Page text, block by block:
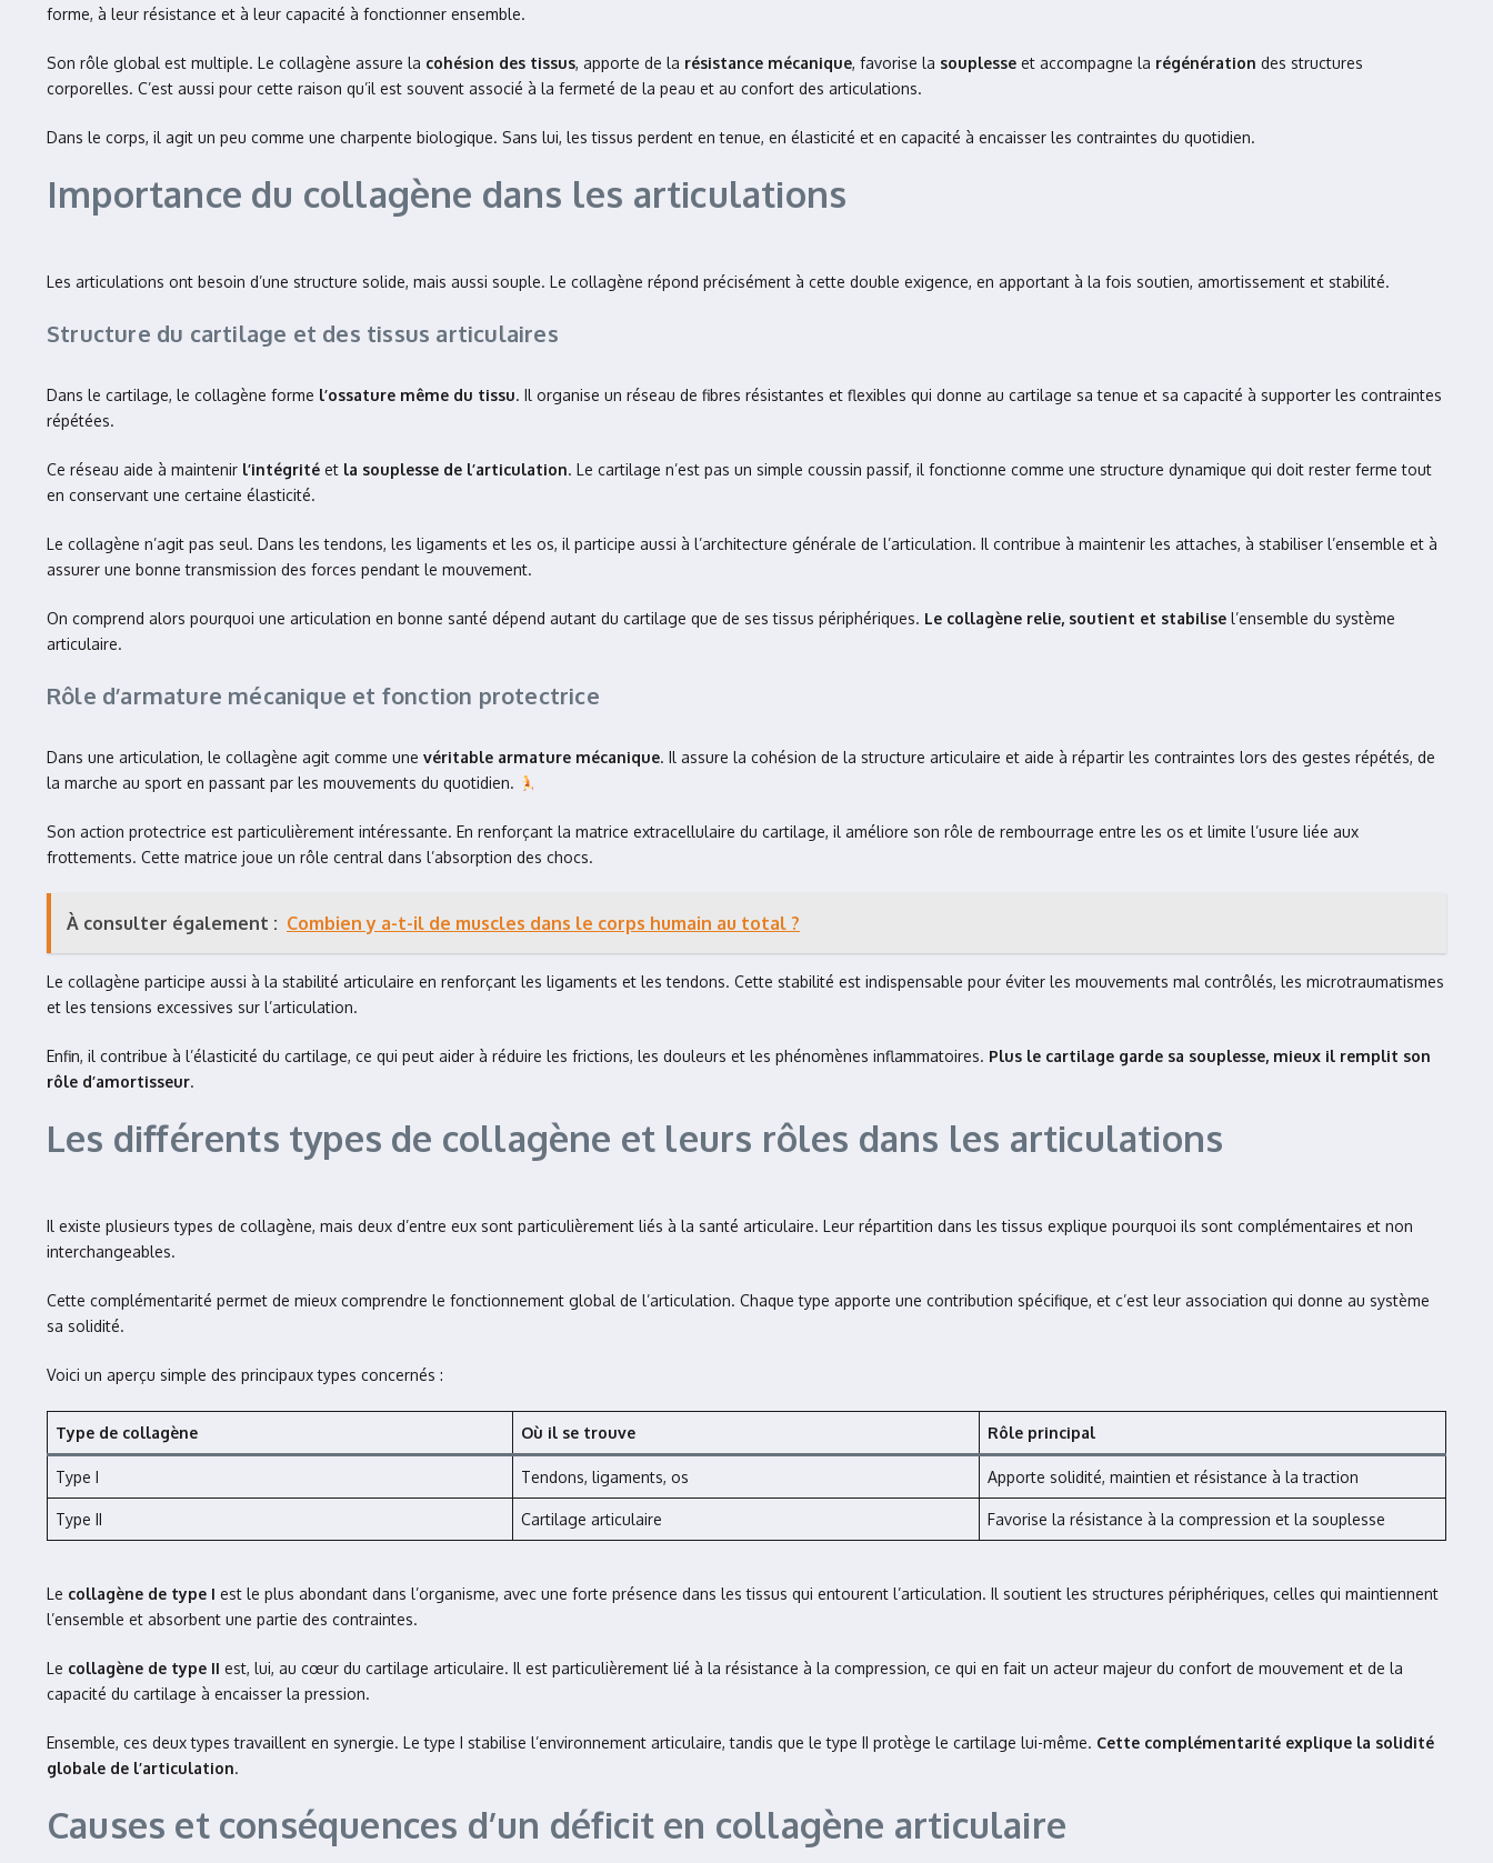
forme, à leur résistance et à leur capacité à fonctionner ensemble.
Son rôle global est multiple. Le collagène assure la cohésion des tissus, apporte de la résistance mécanique, favorise la souplesse et accompagne la régénération des structures
corporelles. C’est aussi pour cette raison qu’il est souvent associé à la fermeté de la peau et au confort des articulations.
Dans le corps, il agit un peu comme une charpente biologique. Sans lui, les tissus perdent en tenue, en élasticité et en capacité à encaisser les contraintes du quotidien.
Importance du collagène dans les articulations
Les articulations ont besoin d’une structure solide, mais aussi souple. Le collagène répond précisément à cette double exigence, en apportant à la fois soutien, amortissement et stabilité.
Structure du cartilage et des tissus articulaires
Dans le cartilage, le collagène forme l’ossature même du tissu. Il organise un réseau de fibres résistantes et flexibles qui donne au cartilage sa tenue et sa capacité à supporter les contraintes
répétées.
Ce réseau aide à maintenir l’intégrité et la souplesse de l’articulation. Le cartilage n’est pas un simple coussin passif, il fonctionne comme une structure dynamique qui doit rester ferme tout
en conservant une certaine élasticité.
Le collagène n’agit pas seul. Dans les tendons, les ligaments et les os, il participe aussi à l’architecture générale de l’articulation. Il contribue à maintenir les attaches, à stabiliser l’ensemble et à
assurer une bonne transmission des forces pendant le mouvement.
On comprend alors pourquoi une articulation en bonne santé dépend autant du cartilage que de ses tissus périphériques. Le collagène relie, soutient et stabilise l’ensemble du système
articulaire.
Rôle d’armature mécanique et fonction protectrice
Dans une articulation, le collagène agit comme une véritable armature mécanique. Il assure la cohésion de la structure articulaire et aide à répartir les contraintes lors des gestes répétés, de
la marche au sport en passant par les mouvements du quotidien.
Son action protectrice est particulièrement intéressante. En renforçant la matrice extracellulaire du cartilage, il améliore son rôle de rembourrage entre les os et limite l’usure liée aux
frottements. Cette matrice joue un rôle central dans l’absorption des chocs.
À consulter également : Combien y a-t-il de muscles dans le corps humain au total ?
Le collagène participe aussi à la stabilité articulaire en renforçant les ligaments et les tendons. Cette stabilité est indispensable pour éviter les mouvements mal contrôlés, les microtraumatismes
et les tensions excessives sur l’articulation.
Enfin, il contribue à l’élasticité du cartilage, ce qui peut aider à réduire les frictions, les douleurs et les phénomènes inflammatoires. Plus le cartilage garde sa souplesse, mieux il remplit son
rôle d’amortisseur.
Les différents types de collagène et leurs rôles dans les articulations
Il existe plusieurs types de collagène, mais deux d’entre eux sont particulièrement liés à la santé articulaire. Leur répartition dans les tissus explique pourquoi ils sont complémentaires et non
interchangeables.
Cette complémentarité permet de mieux comprendre le fonctionnement global de l’articulation. Chaque type apporte une contribution spécifique, et c’est leur association qui donne au système
sa solidité.
Voici un aperçu simple des principaux types concernés :
Type de collagène Où il se trouve Rôle principal
Type I Tendons, ligaments, os Apporte solidité, maintien et résistance à la traction
Type II Cartilage articulaire Favorise la résistance à la compression et la souplesse
Le collagène de type I est le plus abondant dans l’organisme, avec une forte présence dans les tissus qui entourent l’articulation. Il soutient les structures périphériques, celles qui maintiennent
l’ensemble et absorbent une partie des contraintes.
Le collagène de type II est, lui, au cœur du cartilage articulaire. Il est particulièrement lié à la résistance à la compression, ce qui en fait un acteur majeur du confort de mouvement et de la
capacité du cartilage à encaisser la pression.
Ensemble, ces deux types travaillent en synergie. Le type I stabilise l’environnement articulaire, tandis que le type II protège le cartilage lui-même. Cette complémentarité explique la solidité
globale de l’articulation.
Causes et conséquences d’un déficit en collagène articulaire